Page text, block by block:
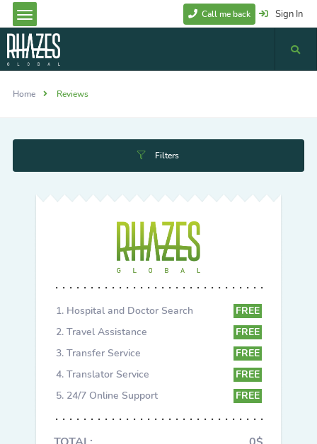
Sign In
Call me back
Home Reviews
Filters
Hospital and Doctor Search
FREE
Travel Assistance
FREE
Transfer Service
FREE
Translator Service
FREE
24/7 Online Support
FREE